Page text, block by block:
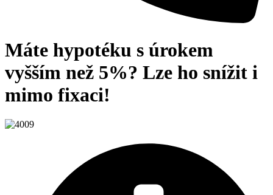
Máte hypotéku s úrokem
vyšším než 5%? Lze ho snížit i
mimo fixaci!